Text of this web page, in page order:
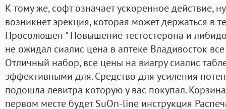
К тому же, софт означает ускоренное действие,
возникнет эрекция, которая может держаться в
Просолюшен " Повышение тестостерона и
не ожидал сиалис цена в аптеке Владивосток
Отличный набор, все цены на виагру сиалис
эффективными для. Средство для усиления
подошла левитра которую у вас покупал.
первом месте будет SuOn-line инструкция